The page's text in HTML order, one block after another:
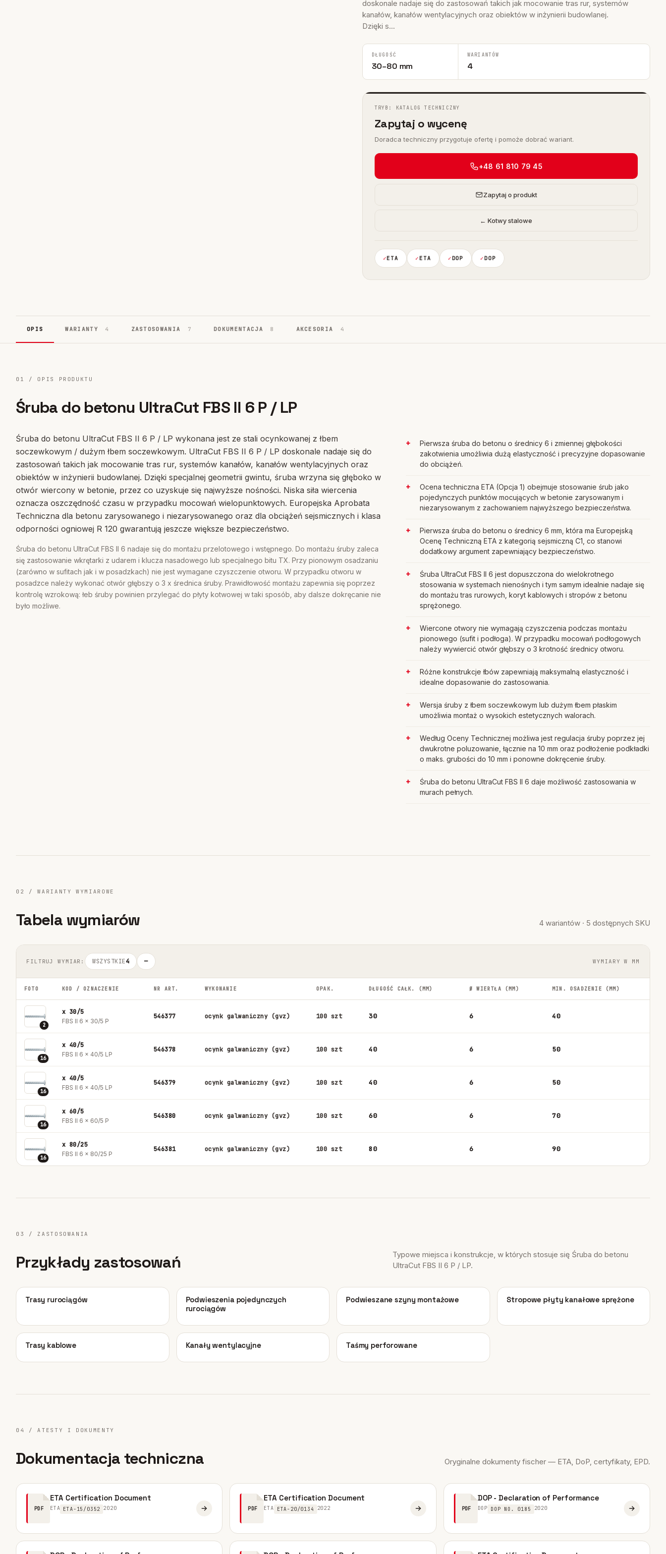
doskonale nadaje się do zastosowań takich jak mocowanie tras rur, systemów
kanałów, kanałów wentylacyjnych oraz obiektów w inżynierii budowlanej.
Dzięki s...
DŁUGOŚĆ
30–80 mm
WARIANTÓW
4
TRYB: KATALOG TECHNICZNY
Zapytaj o wycenę
Doradca techniczny przygotuje ofertę i pomoże dobrać wariant.
+48 61 810 79 45
Zapytaj o produkt
← Kotwy stalowe
ETA ETA DOP DOP
OPIS WARIANTY 4 ZASTOSOWANIA 7 DOKUMENTACJA 8 AKCESORIA 4
01 / OPIS PRODUKTU
Śruba do betonu UltraCut FBS II 6 P / LP
Śruba do betonu UltraCut FBS II 6 P / LP wykonana jest ze stali ocynkowanej z łbem
soczewkowym / dużym łbem soczewkowym. UltraCut FBS II 6 P / LP doskonale nadaje się do
zastosowań takich jak mocowanie tras rur, systemów kanałów, kanałów wentylacyjnych oraz
obiektów w inżynierii budowlanej. Dzięki specjalnej geometrii gwintu, śruba wrzyna się głęboko w
otwór wiercony w betonie, przez co uzyskuje się najwyższe nośności. Niska siła wiercenia
oznacza oszczędność czasu w przypadku mocowań wielopunktowych. Europejska Aprobata
Techniczna dla betonu zarysowanego i niezarysowanego oraz dla obciążeń sejsmicznych i klasa
odporności ogniowej R 120 gwarantują jeszcze większe bezpieczeństwo.
Śruba do betonu UltraCut FBS II 6 nadaje się do montażu przelotowego i wstępnego. Do montażu śruby zaleca
się zastosowanie wkrętarki z udarem i klucza nasadowego lub specjalnego bitu TX. Przy pionowym osadzaniu
(zarówno w sufitach jak i w posadzkach) nie jest wymagane czyszczenie otworu. W przypadku otworu w
posadzce należy wykonać otwór głębszy o 3 x średnica śruby. Prawidłowość montażu zapewnia się poprzez
kontrolę wzrokową: łeb śruby powinien przylegać do płyty kotwowej w taki sposób, aby dalsze dokręcanie nie
było możliwe.
Pierwsza śruba do betonu o średnicy 6 i zmiennej głębokości
zakotwienia umożliwia dużą elastyczność i precyzyjne dopasowanie
do obciążeń.
Ocena techniczna ETA (Opcja 1) obejmuje stosowanie śrub jako
pojedynczych punktów mocujących w betonie zarysowanym i
niezarysowanym z zachowaniem najwyższego bezpieczeństwa.
Pierwsza śruba do betonu o średnicy 6 mm, która ma Europejską
Ocenę Techniczną ETA z kategorią sejsmiczną C1, co stanowi
dodatkowy argument zapewniający bezpieczeństwo.
Śruba UltraCut FBS II 6 jest dopuszczona do wielokrotnego
stosowania w systemach nienośnych i tym samym idealnie nadaje się
do montażu tras rurowych, koryt kablowych i stropów z betonu
sprężonego.
Wiercone otwory nie wymagają czyszczenia podczas montażu
pionowego (sufit i podłoga). W przypadku mocowań podłogowych
należy wywiercić otwór głębszy o 3 krotność średnicy otworu.
Różne konstrukcje łbów zapewniają maksymalną elastyczność i
idealne dopasowanie do zastosowania.
Wersja śruby z łbem soczewkowym lub dużym łbem płaskim
umożliwia montaż o wysokich estetycznych walorach.
Według Oceny Technicznej możliwa jest regulacja śruby poprzez jej
dwukrotne poluzowanie, łącznie na 10 mm oraz podłożenie podkładki
o maks. grubości do 10 mm i ponowne dokręcenie śruby.
Śruba do betonu UltraCut FBS II 6 daje możliwość zastosowania w
murach pełnych.
02 / WARIANTY WYMIAROWE
Tabela wymiarów 4 wariantów · 5 dostępnych SKU
FILTRUJ WYMIAR: WSZYSTKIE4 — WYMIARY W MM
FOTO KOD / OZNACZENIE NR ART. WYKONANIE OPAK. DŁUGOŚĆ CAŁK. (MM) Ø WIERTŁA (MM) MIN. OSADZENIE (MM)
2
x 30/5
FBS II 6 x 30/5 P
546377 ocynk galwaniczny (gvz) 100 szt 30 6 40
16
x 40/5
FBS II 6 x 40/5 LP
546378 ocynk galwaniczny (gvz) 100 szt 40 6 50
16
x 40/5
FBS II 6 x 40/5 LP
546379 ocynk galwaniczny (gvz) 100 szt 40 6 50
16
x 60/5
FBS II 6 x 60/5 P
546380 ocynk galwaniczny (gvz) 100 szt 60 6 70
16
x 80/25
FBS II 6 x 80/25 P
546381 ocynk galwaniczny (gvz) 100 szt 80 6 90
03 / ZASTOSOWANIA
Przykłady zastosowań
Typowe miejsca i konstrukcje, w których stosuje się Śruba do betonu
UltraCut FBS II 6 P / LP.
01
Trasy rurociągów 02
Podwieszenia pojedynczych
rurociągów
03
Podwieszane szyny montażowe 04
Stropowe płyty kanałowe sprężone
05
Trasy kablowe 06
Kanały wentylacyjne 07
Taśmy perforowane
04 / ATESTY I DOKUMENTY
Dokumentacja techniczna Oryginalne dokumenty fischer — ETA, DoP, certyfikaty, EPD.
PDF
ETA Certification Document
ETA ETA-15/0352 2020 PDF
ETA Certification Document
ETA ETA-20/0134 2022 PDF
DOP - Declaration of Performance
DOP DOP NO. 0185 2020